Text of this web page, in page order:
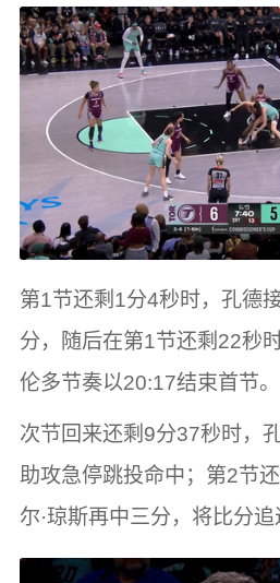
第1节还剩1分4秒时，孔德
分，随后在第1节还剩22秒
伦多节奏以20:17结束首节。
次节回来还剩9分37秒时，
助攻急停跳投命中；第2节
尔·琼斯再中三分，将比分追